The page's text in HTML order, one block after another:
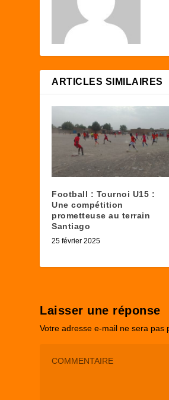
ARTICLES SIMILAIRES
Football : Tournoi U15 :
Une compétition
prometteuse au terrain
Santiago
25 février 2025
Laisser une réponse
Votre adresse e-mail ne sera pas